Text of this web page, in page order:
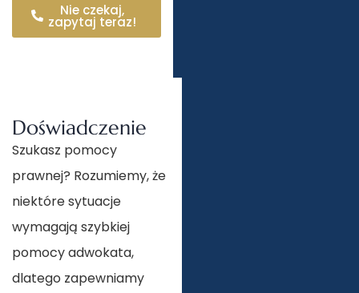
Nie czekaj,
zapytaj teraz!
Doświadczenie
Szukasz pomocy
prawnej? Rozumiemy, że
niektóre sytuacje
wymagają szybkiej
pomocy adwokata,
dlatego zapewniamy